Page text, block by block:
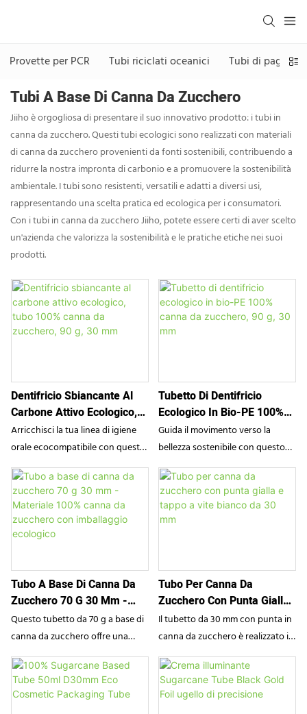
Provette per PCR Tubi riciclati oceanici Tubi di paglia
Tubi A Base Di Canna Da Zucchero
Jiiho è orgogliosa di presentare il suo innovativo prodotto: i tubi in
canna da zucchero. Questi tubi ecologici sono realizzati con materiali
di canna da zucchero provenienti da fonti sostenibili, contribuendo a
ridurre la nostra impronta di carbonio e a promuovere la sostenibilità
ambientale. I tubi sono resistenti, versatili e adatti a diversi usi,
rappresentando una scelta pratica ed ecologica per i consumatori.
Con i tubi in canna da zucchero Jiiho, potete essere certi di aver scelto
un'azienda che valorizza la sostenibilità e le pratiche etiche nei suoi
prodotti.
Dentifricio Sbiancante Al
Carbone Attivo Ecologico,
Tubo 100% Canna Da
Zucchero, 90 G, 30 Mm
Arricchisci la tua linea di igiene
orale ecocompatibile con questo
tubetto di dentifricio da 90 g a
base di canna da zucchero di
SampoX. Questa confezione
ecologica è realizzata al 100% in
bio-PE derivato dalla canna da
che offre un'alternativa
sostenibile alle tradizionali
plastiche derivate dal petrolio.
Specificamente progettato per le
formule sbiancanti al carbone,
combina un'estetica moderna e
accattivante con un pratico
tappo a scatto, perfetto per i
marchi biologici di alta gamma.
Tubetto Di Dentifricio
Ecologico In Bio-PE 100%
Canna Da Zucchero, 90 G,
30 Mm
Guida il movimento verso la
bellezza sostenibile con questo
tubetto di dentifricio ecologico
da 90 g di SampoX. Realizzato
interamente in Bio-PE derivato al
100% dalla canna da zucchero,
termini di emissioni di carbonio
rispetto alle plastiche tradizionali,
senza compromettere la durata o
l'estetica. Caratterizzato da un
fresco design organico azzurro
cielo e da un pratico tappo a
scatto, è la scelta ideale per i
marchi specializzati in prodotti
per l'igiene orale naturali, senza
Tubo A Base Di Canna Da
Zucchero 70 G 30 Mm -
Materiale 100% Canna Da
Zucchero Con Imballaggio
Questo tubetto da 70 g a base di
canna da zucchero offre una
soluzione di packaging
sostenibile per i vostri prodotti
cosmetici. Realizzato al 100% in
canna da zucchero, combina
Tubo Per Canna Da
Zucchero Con Punta Gialla
E Tappo A Vite Bianco Da
30 Mm
Il tubetto da 30 mm con punta in
canna da zucchero è realizzato in
materiale ecologico ricavato dalla
canna da zucchero.
Caratterizzato da una punta gialla
e un tappo a vite bianco, questo